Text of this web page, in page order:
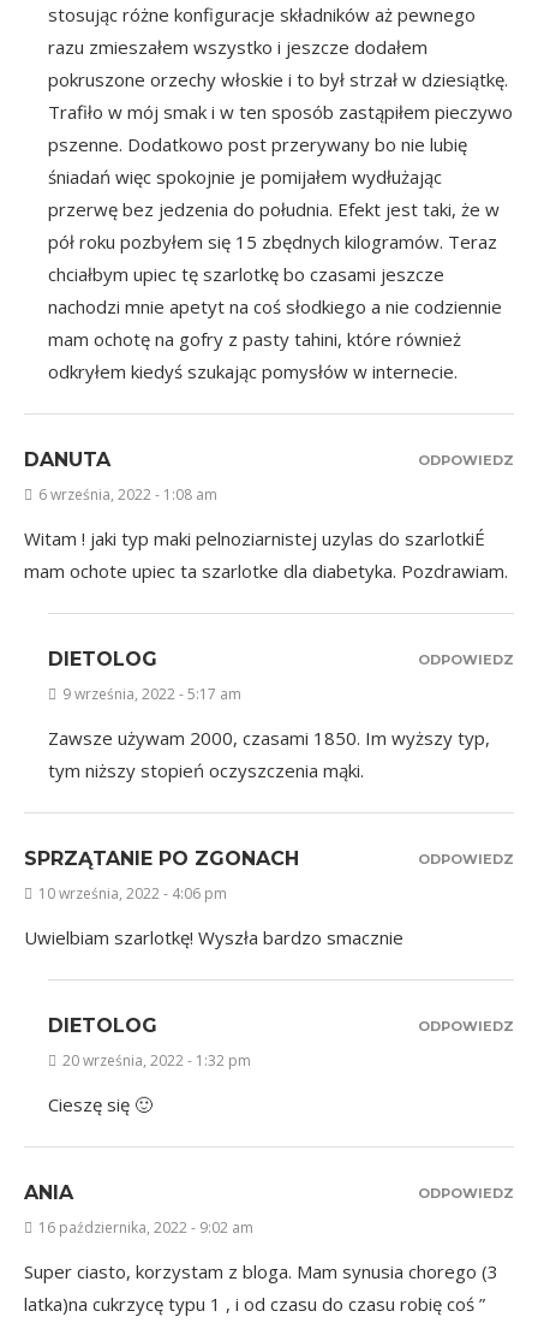
stosując różne konfiguracje składników aż pewnego
razu zmieszałem wszystko i jeszcze dodałem
pokruszone orzechy włoskie i to był strzał w dziesiątkę.
Trafiło w mój smak i w ten sposób zastąpiłem pieczywo
pszenne. Dodatkowo post przerywany bo nie lubię
śniadań więc spokojnie je pomijałem wydłużając
przerwę bez jedzenia do południa. Efekt jest taki, że w
pół roku pozbyłem się 15 zbędnych kilogramów. Teraz
chciałbym upiec tę szarlotkę bo czasami jeszcze
nachodzi mnie apetyt na coś słodkiego a nie codziennie
mam ochotę na gofry z pasty tahini, które również
odkryłem kiedyś szukając pomysłów w internecie.
DANUTA
6 września, 2022 - 1:08 am
Witam ! jaki typ maki pelnoziarnistej uzylas do szarlotkiÉ
mam ochote upiec ta szarlotke dla diabetyka. Pozdrawiam.
ODPOWIEDZ
DIETOLOG
9 września, 2022 - 5:17 am
Zawsze używam 2000, czasami 1850. Im wyższy typ,
tym niższy stopień oczyszczenia mąki.
ODPOWIEDZ
SPRZĄTANIE PO ZGONACH
10 września, 2022 - 4:06 pm
Uwielbiam szarlotkę! Wyszła bardzo smacznie
ODPOWIEDZ
DIETOLOG
20 września, 2022 - 1:32 pm
Cieszę się 🙂
ODPOWIEDZ
ANIA
16 października, 2022 - 9:02 am
Super ciasto, korzystam z bloga. Mam synusia chorego (3
latka)na cukrzycę typu 1 , i od czasu do czasu robię coś ”
ODPOWIEDZ